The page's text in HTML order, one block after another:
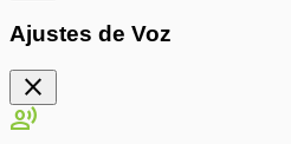
Ajustes de Voz
close
record_voice_over